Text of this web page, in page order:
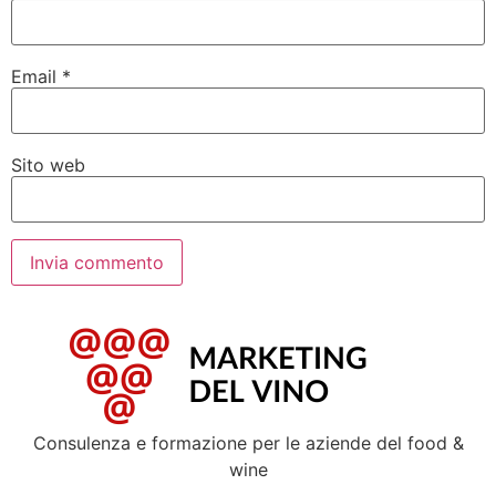
Email *
Sito web
Consulenza e formazione per le aziende del food &
wine